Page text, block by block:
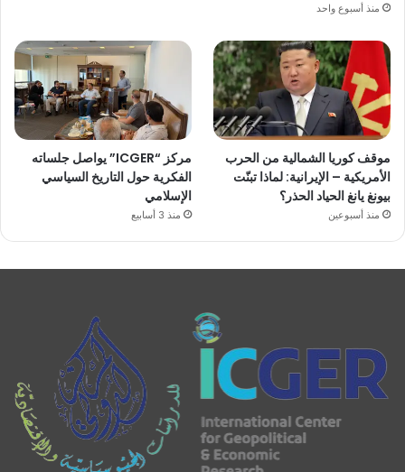
منذ أسبوع واحد
موقف كوريا الشمالية من الحرب
الأمريكية – الإيرانية: لماذا تبنّت
بيونغ يانغ الحياد الحذر؟
منذ أسبوعين
مركز “ICGER” يواصل جلساته
الفكرية حول التاريخ السياسي
الإسلامي
منذ 3 أسابيع